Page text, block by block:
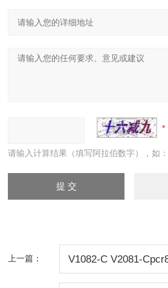
请输入计算结果（填写阿拉伯数字），如
上一篇： V1082-C V2081-